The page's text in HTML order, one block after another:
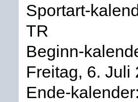
Sportart-
TR
Beginn-
Freitag, 6. Juli
Ende-kalender: